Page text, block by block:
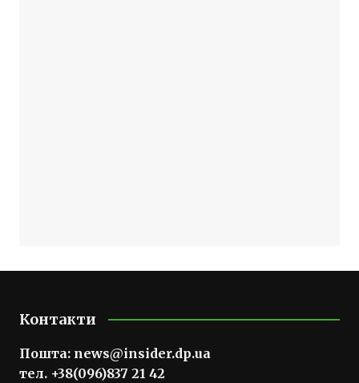
Контакти
Пошта: news@insider.dp.ua
тел. +38(096)837 21 42